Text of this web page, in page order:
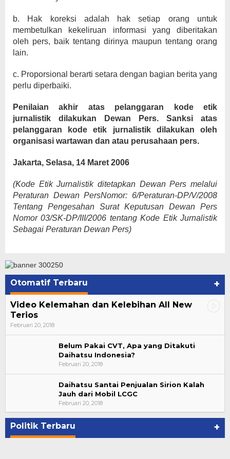
b. Hak koreksi adalah hak setiap orang untuk
membetulkan kekeliruan informasi yang diberitakan
oleh pers, baik tentang dirinya maupun tentang orang
lain.
c. Proporsional berarti setara dengan bagian berita yang
perlu diperbaiki.
Penilaian akhir atas pelanggaran kode etik
jurnalistik dilakukan Dewan Pers. Sanksi atas
pelanggaran kode etik jurnalistik dilakukan oleh
organisasi wartawan dan atau perusahaan pers.
Jakarta, Selasa, 14 Maret 2006
(Kode Etik Jurnalistik ditetapkan Dewan Pers melalui
Peraturan Dewan PersNomor: 6/Peraturan-DP/V/2008
Tentang Pengesahan Surat Keputusan Dewan Pers
Nomor 03/SK-DP/III/2006 tentang Kode Etik Jurnalistik
Sebagai Peraturan Dewan Pers)
Otomatif Terbaru +
Video Kelemahan dan Kelebihan All New
Terios
Februari 20, 2018
Belum Pakai CVT, Apa yang Ditakuti
Daihatsu Indonesia?
Februari 20, 2018
Daihatsu Santai Penjualan Sirion Kalah
Jauh dari Mobil LCGC
Februari 20, 2018
Politik Terbaru +
Bupati Ahmad Hijazi, Hadiri Paripurna Hasil
Penetapan Paslon Bupati dan Wabup Te…
Di NASIONAL, POLITIK, REJANG LEBONG